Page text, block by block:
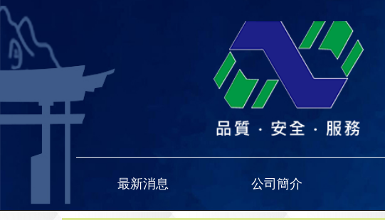
最新消息 公司簡介